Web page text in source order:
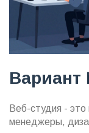
Веб-студия - это
менеджеры,